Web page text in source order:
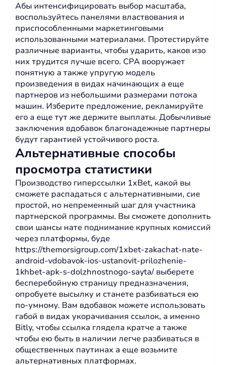
Абы интенсифицировать выбор масштаба,
воспользуйтесь панелями властвования и
приспособленными маркетинговыми
использованными материалами. Протестируйте
различные варианты, чтобы ударить, каков изо
них трудится лучше всего. CPA вооружает
понятную а также упругую модель
произведения в видах начинающих а еще
партнеров из небольшими размерами потока
машин. Изберите предложение, рекламируйте
его а еще тут же держите выплаты. Добычливые
заключения вдобавок благонадежные партнеры
будут гарантией устойчивого роста.
Альтернативные способы
просмотра статистики
Производство гиперссылки 1xBet, какой вы
сможете распадаться с альтернативными, сие
простой, но непременный шаг для участника
партнерской программы. Вы сможете дополнить
свои шансы нате поднимание крупных комиссий
через платформы, буде
https://themorsigroup.com/1xbet-zakachat-nate-
android-vdobavok-ios-ustanovit-prilozhenie-
1khbet-apk-s-dolzhnostnogo-sayta/ выберете
бесперебойную страницу предназначения,
опробуете высылку и станете разбиваться ею
по-умному. Вам вдобавок можете использовать
габой в видах укорачивания ссылок, а именно
Bitly, чтобы ссылка глядела кратче а также
чтобы ею быть в наличии легче разбиваться в
общественных паутинах а еще возьмите
альтернативных платформах.